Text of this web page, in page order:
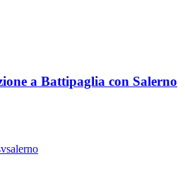
a Battipaglia con Salerno